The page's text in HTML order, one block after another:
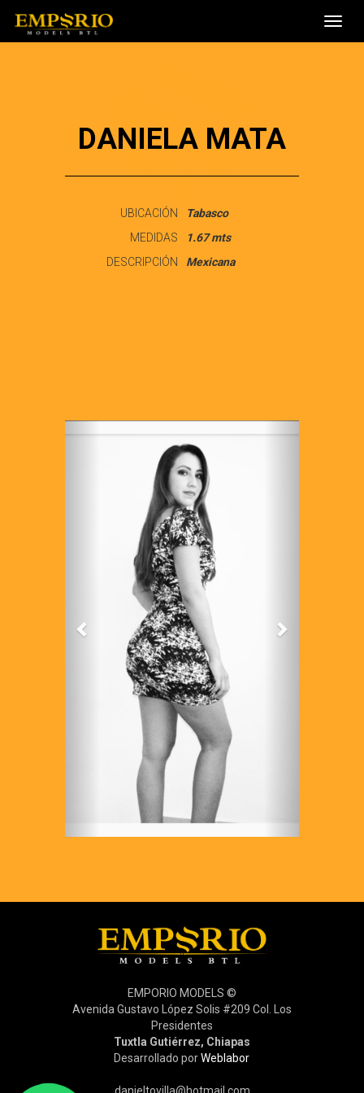
DANIELA MATA
UBICACIÓN
Tabasco
MEDIDAS
1.67 mts
DESCRIPCIÓN
Mexicana
Previous Next
EMPORIO MODELS ©
Avenida Gustavo López Solis #209 Col. Los
Presidentes
Tuxtla Gutiérrez, Chiapas
Desarrollado porWeblabor
danieltovilla@hotmail.com